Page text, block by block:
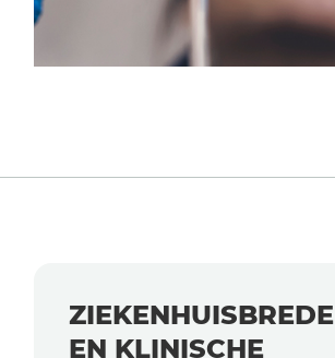
ZIEKENHUISBREDE
EN KLINISCHE